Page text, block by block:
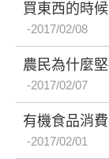
買東西的時
2017/02/08
農民為什麼
2017/02/07
有機食品消
2017/02/01